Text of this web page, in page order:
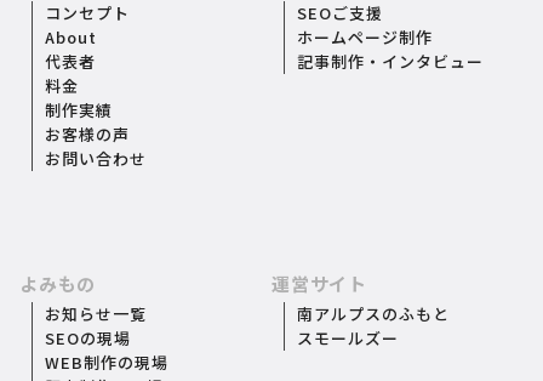
コンセプト
About
代表者
料金
制作実績
お客様の声
お問い合わせ
SEOご支援
ホームページ制作
記事制作・インタビュー
よみもの
お知らせ一覧
SEOの現場
WEB制作の現場
運営サイト
南アルプスのふもと
スモールズー